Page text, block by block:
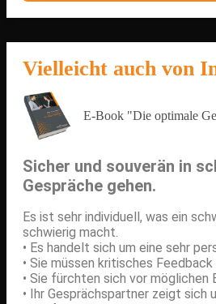
Vielleicht auch von
E-Book "Die optimale
Sicher und souverän in
Gespräche gehen.
Es ist sehr individuell, was ein
schwierig macht.
• Es handelt sich um eine sehr
• Sie müssen kritisches Feedback
• Sie fürchten sich vor möglichen
• Ihr Gesprächspartner zeigt sich